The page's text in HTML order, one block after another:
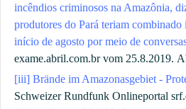
incêndios criminosos na Amazônia,
produtores do Pará teriam
início de agosto por meio de
exame.abril.com.br vom 25.8.2019.
[iii] Brände im Amazonasgebiet -
Schweizer Rundfunk Onlineportal